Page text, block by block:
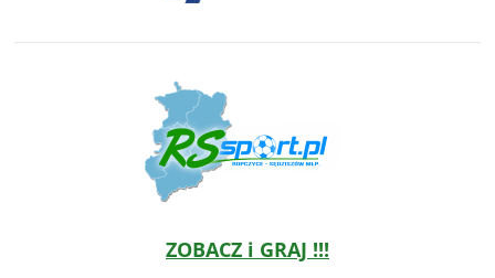
ZOBACZ i GRAJ !!!